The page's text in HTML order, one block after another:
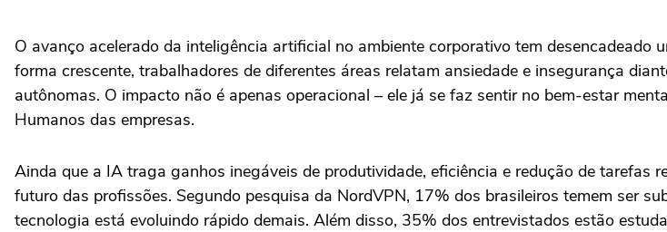
O avanço acelerado da inteligência artificial no ambiente corporativo tem desencadeado
forma crescente, trabalhadores de diferentes áreas relatam ansiedade e insegurança
autônomas. O impacto não é apenas operacional – ele já se faz sentir no bem-estar
Humanos das empresas.
Ainda que a IA traga ganhos inegáveis de produtividade, eficiência e redução de tarefas
futuro das profissões. Segundo pesquisa da NordVPN, 17% dos brasileiros temem ser
tecnologia está evoluindo rápido demais. Além disso, 35% dos entrevistados estão